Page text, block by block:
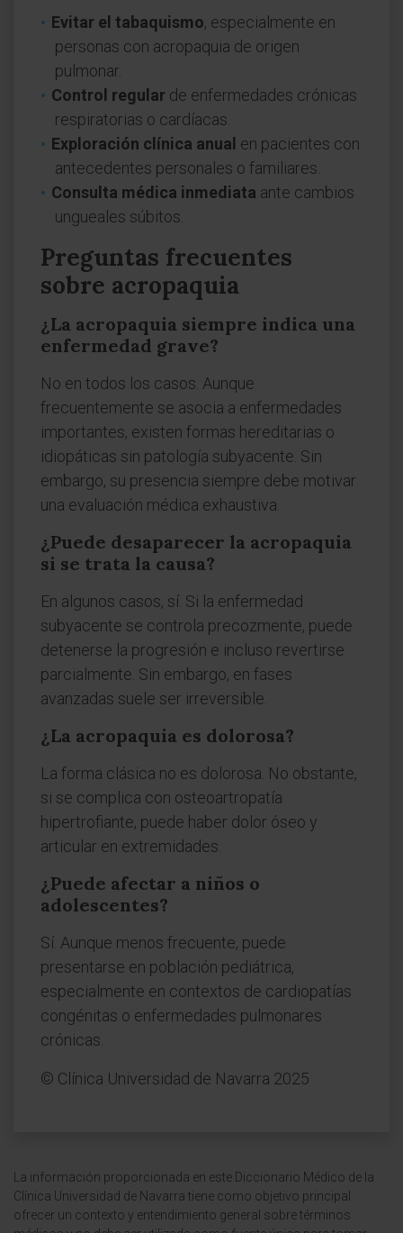
Evitar el tabaquismo, especialmente en
personas con acropaquia de origen
pulmonar.
Control regular de enfermedades crónicas
respiratorias o cardíacas.
Exploración clínica anual en pacientes con
antecedentes personales o familiares.
Consulta médica inmediata ante cambios
ungueales súbitos.
Preguntas frecuentes
sobre acropaquia
¿La acropaquia siempre indica una
enfermedad grave?
No en todos los casos. Aunque
frecuentemente se asocia a enfermedades
importantes, existen formas hereditarias o
idiopáticas sin patología subyacente. Sin
embargo, su presencia siempre debe motivar
una evaluación médica exhaustiva.
¿Puede desaparecer la acropaquia
si se trata la causa?
En algunos casos, sí. Si la enfermedad
subyacente se controla precozmente, puede
detenerse la progresión e incluso revertirse
parcialmente. Sin embargo, en fases
avanzadas suele ser irreversible.
¿La acropaquia es dolorosa?
La forma clásica no es dolorosa. No obstante,
si se complica con osteoartropatía
hipertrofiante, puede haber dolor óseo y
articular en extremidades.
¿Puede afectar a niños o
adolescentes?
Sí. Aunque menos frecuente, puede
presentarse en población pediátrica,
especialmente en contextos de cardiopatías
congénitas o enfermedades pulmonares
crónicas.
© Clínica Universidad de Navarra 2025
La información proporcionada en este Diccionario Médico de la
Clínica Universidad de Navarra tiene como objetivo principal
ofrecer un contexto y entendimiento general sobre términos